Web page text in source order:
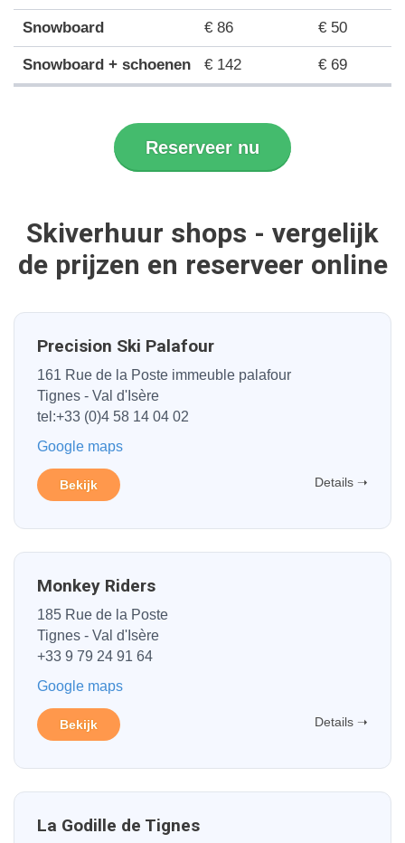
Snowboard € 86 € 50
Snowboard + schoenen € 142 € 69
Reserveer nu
Skiverhuur shops - vergelijk
de prijzen en reserveer online
Precision Ski Palafour
161 Rue de la Poste immeuble palafour
Tignes - Val d'Isère
tel:+33 (0)4 58 14 04 02
Google maps
Bekijk Details ➝
Monkey Riders
185 Rue de la Poste
Tignes - Val d'Isère
+33 9 79 24 91 64
Google maps
Bekijk Details ➝
La Godille de Tignes